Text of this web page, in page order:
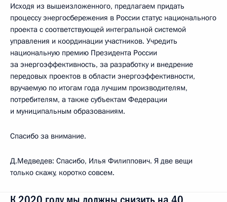
Исходя из вышеизложенного, предлагаем придать
процессу энергосбережения в России статус национального
проекта с соответствующей интегральной системой
управления и координации участников. Учредить
национальную премию Президента России
за энергоэффективность, за разработку и внедрение
передовых проектов в области энергоэффективности,
вручаемую по итогам года лучшим производителям,
потребителям, а также субъектам Федерации
и муниципальным образованиям.
Спасибо за внимание.
Д.Медведев: Спасибо, Илья Филиппович. Я две вещи
только скажу, коротко совсем.